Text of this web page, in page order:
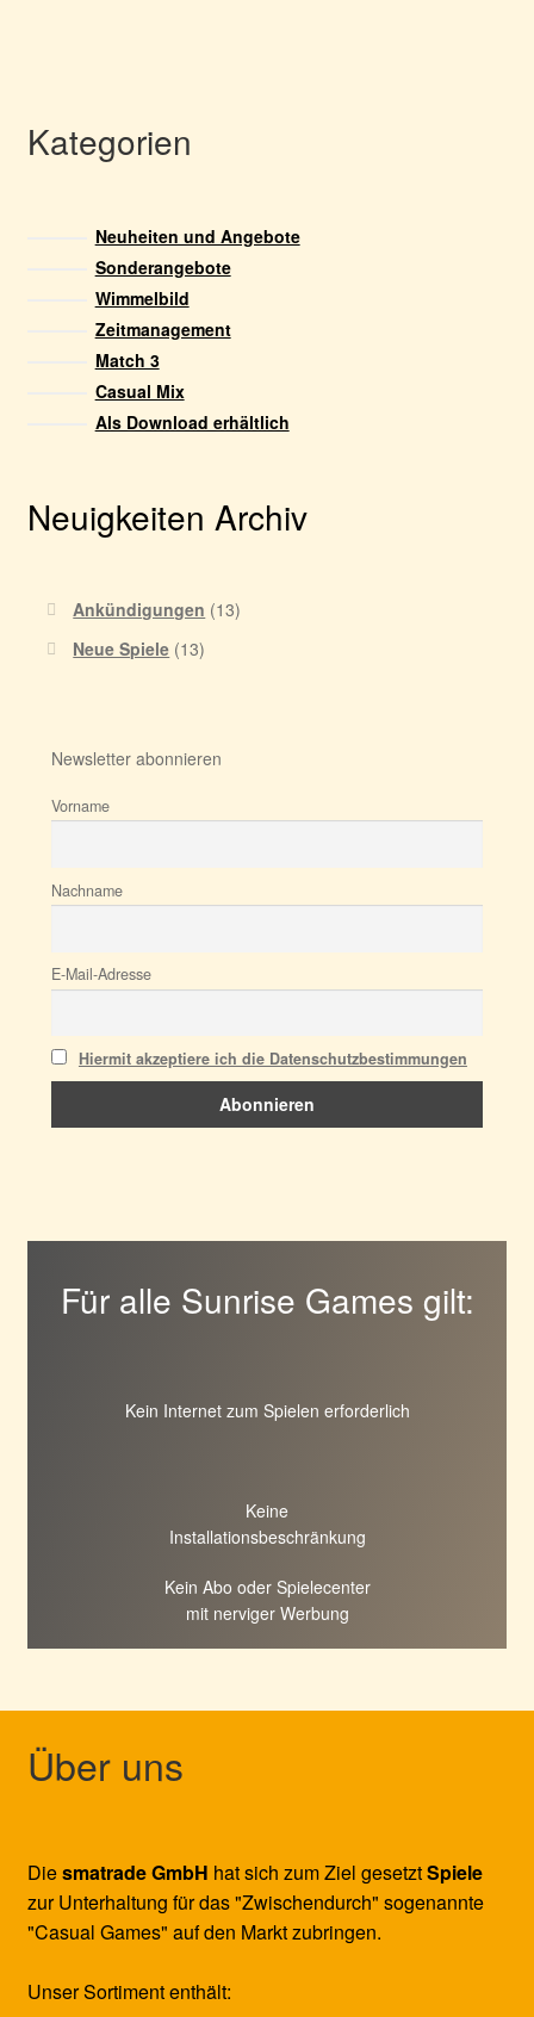
Kategorien
Neuheiten und Angebote
Sonderangebote
Wimmelbild
Zeitmanagement
Match 3
Casual Mix
Als Download erhältlich
Neuigkeiten Archiv
Ankündigungen (13)
Neue Spiele (13)
Newsletter abonnieren
Vorname
Nachname
E-Mail-Adresse
Hiermit akzeptiere ich die Datenschutzbestimmungen
Für alle Sunrise Games gilt:
Kein Internet zum Spielen erforderlich
Keine
Installationsbeschränkung
Kein Abo oder Spielecenter
mit nerviger Werbung
Über uns
Diesmatrade GmbH hat sich zum Ziel gesetztSpiele
zur Unterhaltung für das "Zwischendurch" sogenannte
"Casual Games" auf den Markt zubringen.
Unser Sortiment enthält: